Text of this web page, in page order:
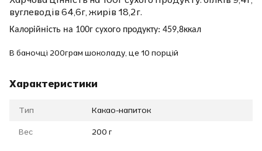
вуглеводів 64,6г, жирів 18,2г.
Калорійність на 100г сухого продукту: 459,8ккал
В баночці 200грам шоколаду, це 10 порцій
Характеристики
Тип Какао-напиток
Вес 200 г